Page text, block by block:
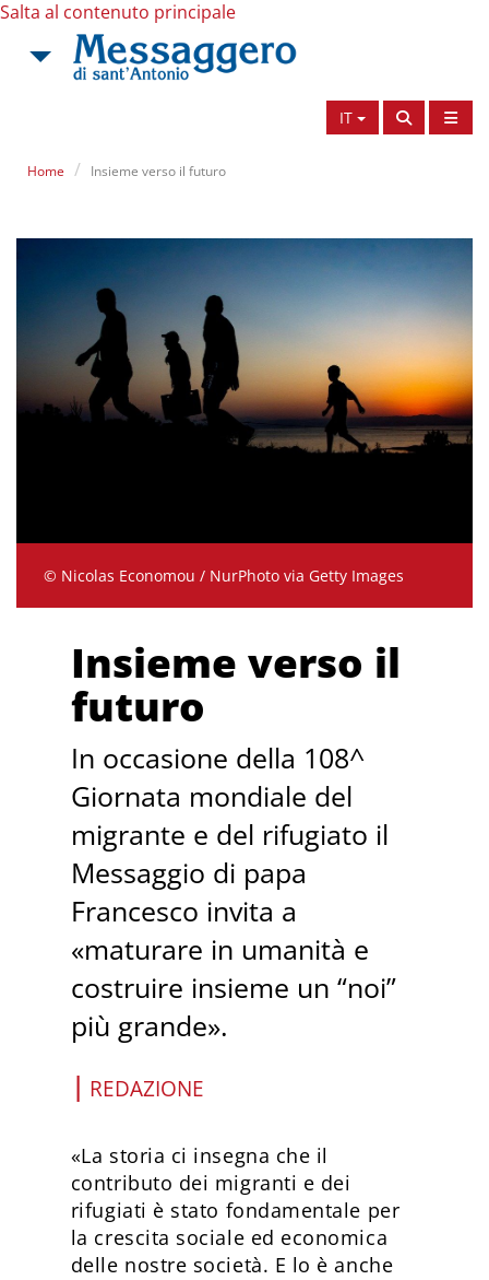
Salta al contenuto principale
IT
Home Insieme verso il futuro
© Nicolas Economou / NurPhoto via Getty Images
Insieme verso il
futuro
In occasione della 108^
Giornata mondiale del
migrante e del rifugiato il
Messaggio di papa
Francesco invita a
«maturare in umanità e
costruire insieme un “noi”
più grande».
| REDAZIONE
«La storia ci insegna che il
contributo dei migranti e dei
rifugiati è stato fondamentale per
la crescita sociale ed economica
delle nostre società. E lo è anche